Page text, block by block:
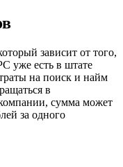
зависит от того,
уже есть в штате
на поиск и найм
в
сумма может
за одного